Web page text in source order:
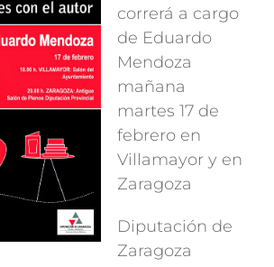
correrá a cargo
de Eduardo
Mendoza
mañana
martes 17 de
febrero en
Villamayor y en
Zaragoza
Diputación de
Zaragoza